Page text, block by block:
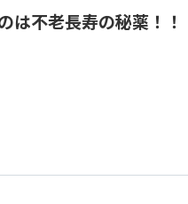
は不老長寿の秘薬！！